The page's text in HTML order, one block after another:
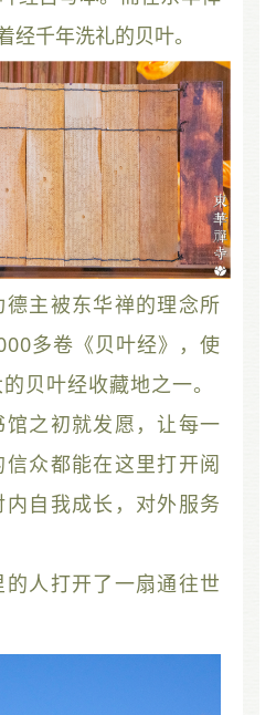
经千年洗礼的贝叶。
主被东华禅的理念所
多卷《贝叶经》，使
贝叶经收藏地之一。
之初就发愿，让每一
众都能在这里打开阅
自我成长，对外服务
人打开了一扇通往世